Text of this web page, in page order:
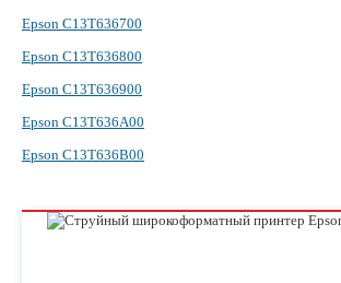
Epson C13T636700
Epson C13T636800
Epson C13T636900
Epson C13T636A00
Epson C13T636B00